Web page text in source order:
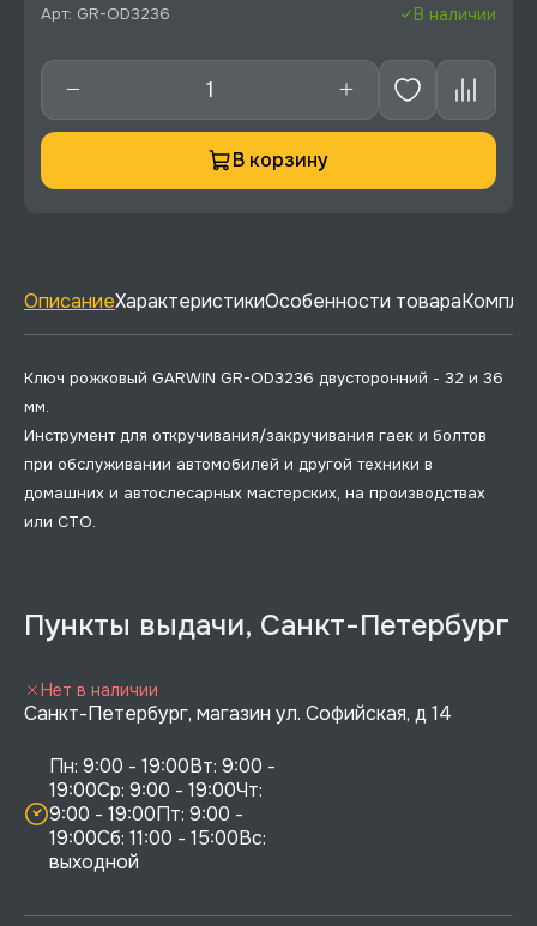
Арт: GR-OD3236 В наличии
В корзину
ОписаниеХарактеристикиОсобенности товара
Ключ рожковый GARWIN GR-OD3236 двусторонний - 32 и 36
мм.
Инструмент для откручивания/закручивания гаек и болтов
при обслуживании автомобилей и другой техники в
домашних и автослесарных мастерских, на производствах
или СТО.
Пункты выдачи, Санкт-Петербург
Санкт-Петербург, магазин ул. Софийская, д 14
Пн: 9:00 - 19:00Вт: 9:00 -
19:00Ср: 9:00 - 19:00Чт:
9:00 - 19:00Пт: 9:00 -
19:00Сб: 11:00 - 15:00Вс:
выходной
Нет в наличии